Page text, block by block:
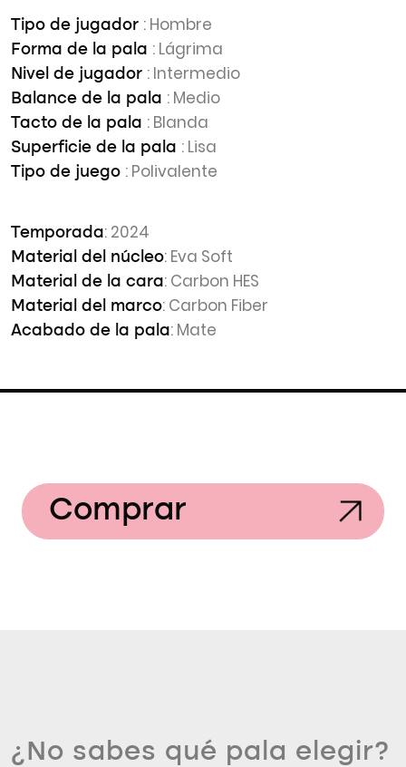
Tipo de jugador : Hombre
Forma de la pala : Lágrima
Nivel de jugador : Intermedio
Balance de la pala : Medio
Tacto de la pala : Blanda
Superficie de la pala : Lisa
Tipo de juego : Polivalente
Temporada: 2024
Material del núcleo: Eva Soft
Material de la cara: Carbon HES
Material del marco: Carbon Fiber
Acabado de la pala: Mate
Comprar
¿No sabes qué pala elegir?